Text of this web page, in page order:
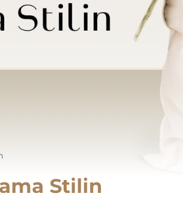
Stilin